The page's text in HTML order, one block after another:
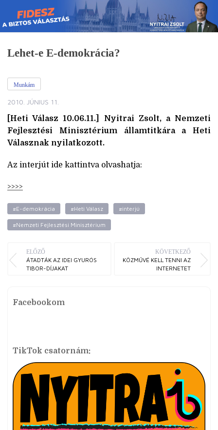
Skip
to
content
Lehet-e E-demokrácia?
Munkám
2010. JÚNIUS 11.
[Heti Válasz 10.06.11.] Nyitrai Zsolt, a Nemzeti
Fejlesztési Minisztérium államtitkára a Heti
Válasznak nyilatkozott.
Az interjút ide kattintva olvashatja:
>>>>
#E-demokrácia #Heti Válasz #interjú
#Nemzeti Fejlesztési Minisztérium
ELŐZŐ
ÁTADTÁK AZ IDEI GYURÓS
TIBOR-DÍJAKAT
KÖVETKEZŐ
KÖZMŰVÉ KELL TENNI AZ
INTERNETET
Facebookom
TikTok csatornám: